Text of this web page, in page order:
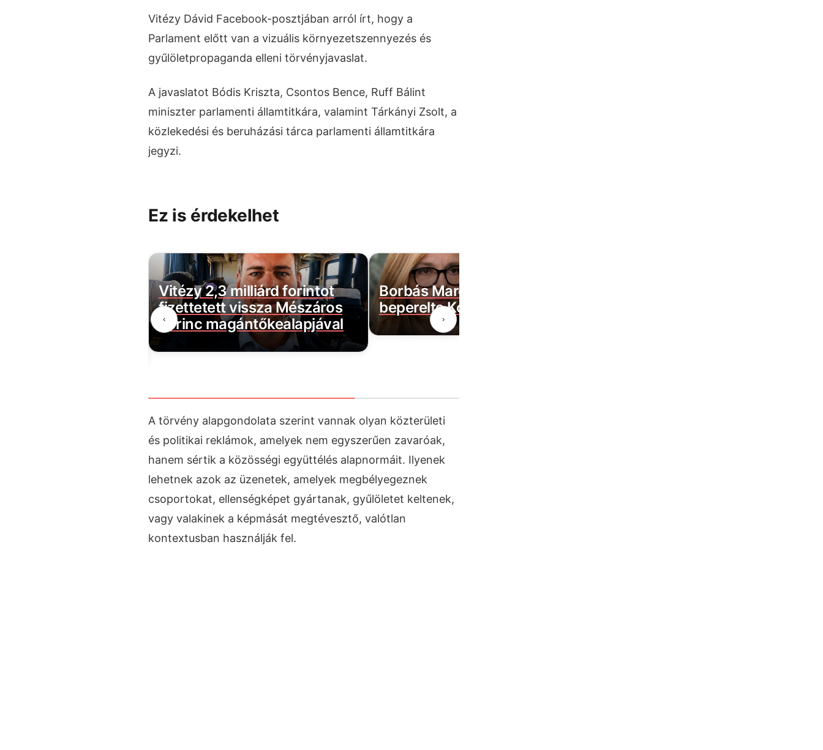
Vitézy Dávid Facebook-posztjában arról írt, hogy a
Parlament előtt van a vizuális környezetszennyezés és
gyűlöletpropaganda elleni törvényjavaslat.
A javaslatot Bódis Kriszta, Csontos Bence, Ruff Bálint
miniszter parlamenti államtitkára, valamint Tárkányi Zsolt, a
közlekedési és beruházási tárca parlamenti államtitkára
jegyzi.
Ez is érdekelhet
‹
Vitézy 2,3 milliárd forintot
fizettetett vissza Mészáros
Lőrinc magántőkealapjával
Borbás Marcsi nem hátrál,
beperelte Kocsis Mátét
›
A törvény alapgondolata szerint vannak olyan közterületi
és politikai reklámok, amelyek nem egyszerűen zavaróak,
hanem sértik a közösségi együttélés alapnormáit. Ilyenek
lehetnek azok az üzenetek, amelyek megbélyegeznek
csoportokat, ellenségképet gyártanak, gyűlöletet keltenek,
vagy valakinek a képmását megtévesztő, valótlan
kontextusban használják fel.